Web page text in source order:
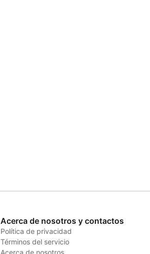
Acerca de nosotros y contactos
Política de privacidad
Términos del servicio
Acerca de nosotros